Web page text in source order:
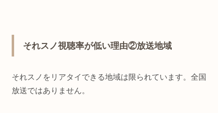
それスノ視聴率が低い理由②放送地域
それスノをリアタイできる地域は限られています。全国
放送ではありません。